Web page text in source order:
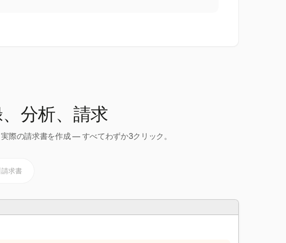
分析、請求
際の請求書を作成 — すべてわずか3クリック。
請求書